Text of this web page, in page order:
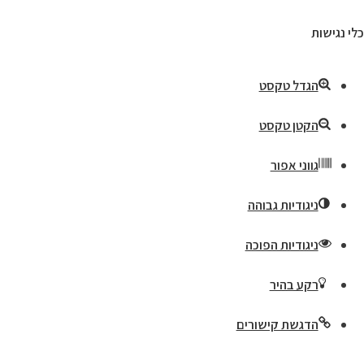
כלי נגישות
הגדל טקסט
הקטן טקסט
גווני אפור
ניגודיות גבוהה
ניגודיות הפוכה
רקע בהיר
הדגשת קישורים